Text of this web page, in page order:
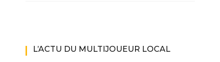
L’ACTU DU MULTIJOUEUR LOCAL